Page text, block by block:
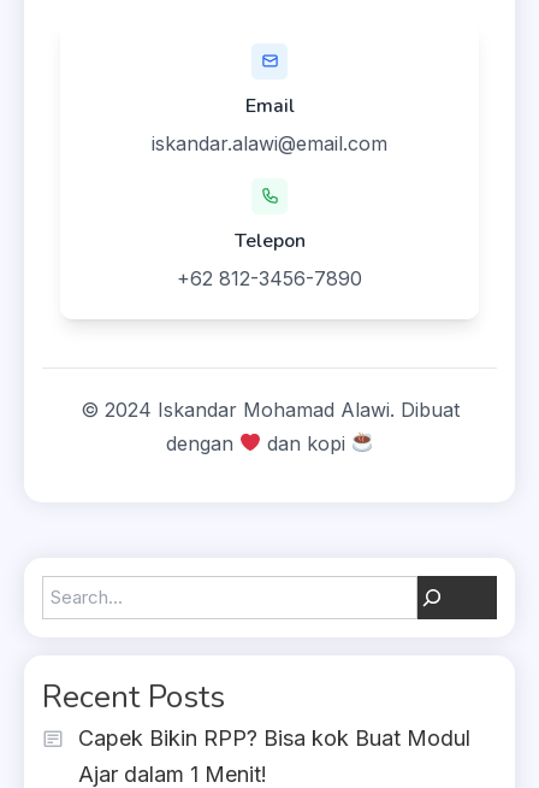
Email
iskandar.alawi@email.com
Telepon
+62 812-3456-7890
© 2024 Iskandar Mohamad Alawi. Dibuat
dengan
dan kopi
Search
Recent Posts
Capek Bikin RPP? Bisa kok Buat Modul
Ajar dalam 1 Menit!